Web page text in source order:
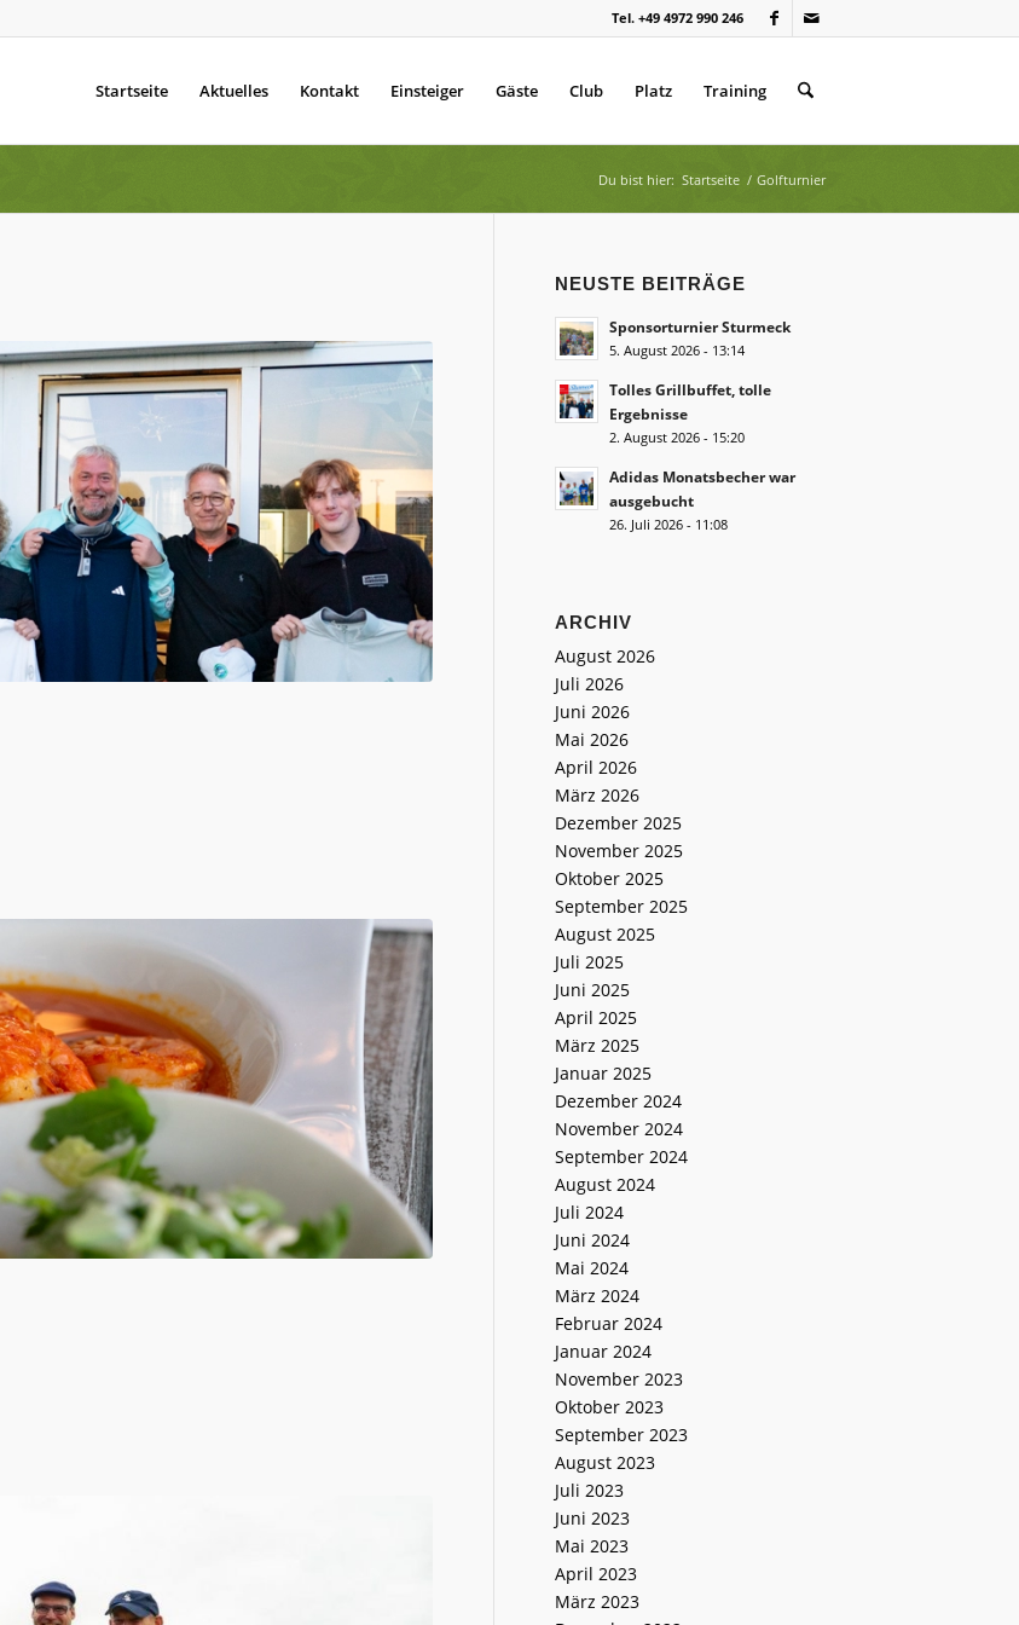
Tel. +49 4972 990 246
Startseite Aktuelles Kontakt Einsteiger Gäste Club Platz Training
Du bist hier: Startseite / Golfturnier
NEUSTE BEITRÄGE
Sponsorturnier Sturmeck
5. August 2026 - 13:14
Tolles Grillbuffet, tolle
Ergebnisse
2. August 2026 - 15:20
Adidas Monatsbecher war
ausgebucht
26. Juli 2026 - 11:08
ARCHIV
August 2026
Juli 2026
Juni 2026
Mai 2026
April 2026
März 2026
Dezember 2025
November 2025
Oktober 2025
September 2025
August 2025
Juli 2025
Juni 2025
April 2025
März 2025
Januar 2025
Dezember 2024
November 2024
September 2024
August 2024
Juli 2024
Juni 2024
Mai 2024
März 2024
Februar 2024
Januar 2024
November 2023
Oktober 2023
September 2023
August 2023
Juli 2023
Juni 2023
Mai 2023
April 2023
März 2023